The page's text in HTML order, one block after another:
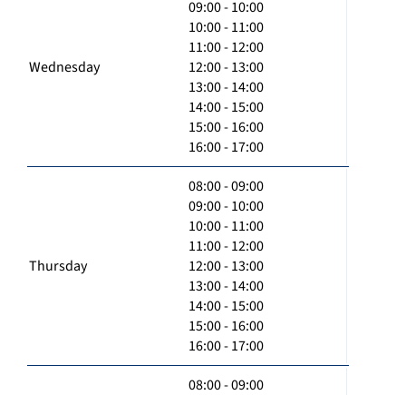
Wednesday
09:00 - 10:00
10:00 - 11:00
11:00 - 12:00
12:00 - 13:00
13:00 - 14:00
14:00 - 15:00
15:00 - 16:00
16:00 - 17:00
Thursday
08:00 - 09:00
09:00 - 10:00
10:00 - 11:00
11:00 - 12:00
12:00 - 13:00
13:00 - 14:00
14:00 - 15:00
15:00 - 16:00
16:00 - 17:00
08:00 - 09:00